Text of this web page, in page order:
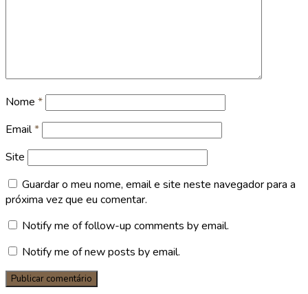
Nome *
Email*
Site
Guardar o meu nome, email e site neste navegador para a
próxima vez que eu comentar.
Notify me of follow-up comments by email.
Notify me of new posts by email.